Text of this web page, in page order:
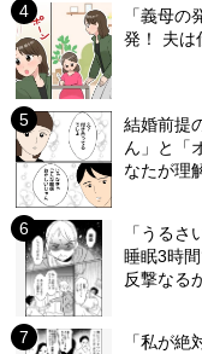
「義母
発！ 夫は
結婚前提
ん」と「
なたが理
「うる
睡眠3時
反撃なる
「私が